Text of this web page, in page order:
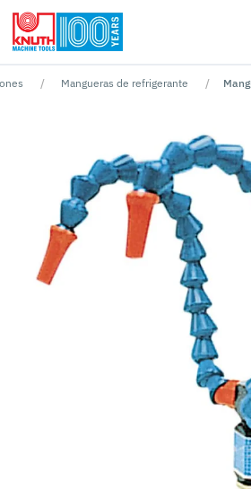
No se han encontrado resultados para ""
Mangueras de refrigerante